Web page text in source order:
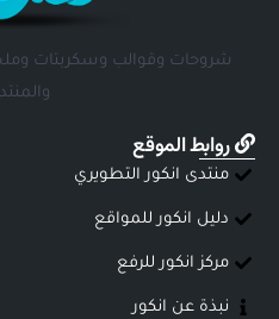
شروحات وقوالب وسكربتات
روابط الموقع
منتدى انكور التطويري
دليل انكور للمواقع
مركز انكور للرفع
نبذة عن انكور